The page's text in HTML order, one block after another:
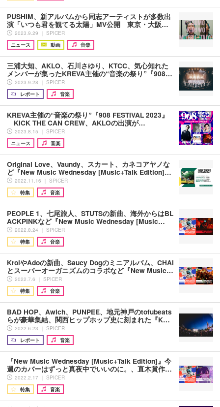
PUSHIM、新アルバムから同志アーティストが多数出
演「いつも君を観てる太陽」MV公開 東京・大阪…
2023.9.29 ｜ SPICER
ニュース
動画 音楽
三浦大知、AKLO、石川さゆり、KTCC、気心知れた
メンバーが集ったKREVA主催の“音楽の祭り”『908…
2023.9.28 ｜ SPICER
レポート
音楽
KREVA主催の“音楽の祭り”『908 FESTIVAL 2023』
KICK THE CAN CREW、AKLOの出演が…
2023.8.15 ｜ SPICER
ニュース
音楽
Original Love、Vaundy、スカート、カネコアヤノな
ど『New Music Wednesday [Music+Talk Edition]…
2022.11.16 ｜ SPICER
特集
音楽
PEOPLE 1、七尾旅人、STUTSの新曲、海外からはBL
ACKPINKなど『New Music Wednesday [Music…
2022.8.24 ｜ SPICER
特集
音楽
KroiやAdoの新曲、Saucy Dogのミニアルバム、CHAI
とスーパーオーガニズムのコラボなど『New Music…
2022.7.6 ｜ SPICER
特集
音楽
BAD HOP、Awich、PUNPEE、地元神戸のtofubeats
らが豪華集結、関西ヒップホップ史に刻まれた『K…
2022.6.23 ｜ SPICER
レポート
音楽
『New Music Wednesday [Music+Talk Edition]』今
週のカバーはずっと真夜中でいいのに。、直木賞作…
2022.2.17 ｜ SPICER
特集
音楽